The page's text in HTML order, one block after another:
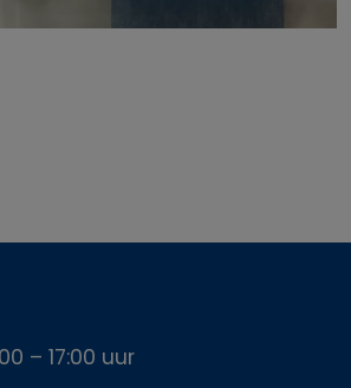
– 17:00 uur